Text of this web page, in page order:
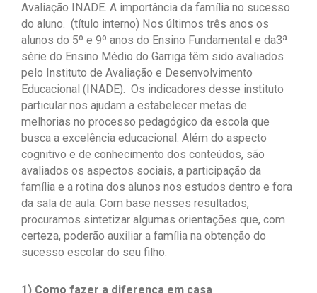
Avaliação INADE. A importância da família no sucesso
do aluno. (título interno) Nos últimos três anos os
alunos do 5º e 9º anos do Ensino Fundamental e da3ª
série do Ensino Médio do Garriga têm sido avaliados
pelo Instituto de Avaliação e Desenvolvimento
Educacional (INADE). Os indicadores desse instituto
particular nos ajudam a estabelecer metas de
melhorias no processo pedagógico da escola que
busca a excelência educacional. Além do aspecto
cognitivo e de conhecimento dos conteúdos, são
avaliados os aspectos sociais, a participação da
família e a rotina dos alunos nos estudos dentro e fora
da sala de aula. Com base nesses resultados,
procuramos sintetizar algumas orientações que, com
certeza, poderão auxiliar a família na obtenção do
sucesso escolar do seu filho.
1) Como fazer a diferença em casa